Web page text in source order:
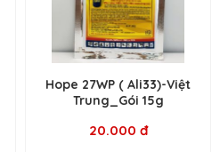
Hope 27WP ( Ali33)-Việt
Trung_Gói 15g
20.000 đ